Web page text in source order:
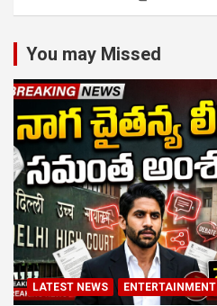
You may Missed
LATEST NEWS ENTERTAINMENT